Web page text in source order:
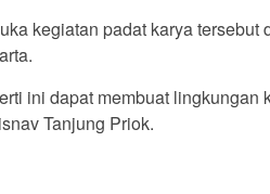
kegiatan padat karya tersebut
ini dapat membuat lingkungan
Tanjung Priok.